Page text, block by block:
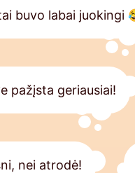
buvo labai juokingi
pažįsta geriausiai!
nei atrodė!